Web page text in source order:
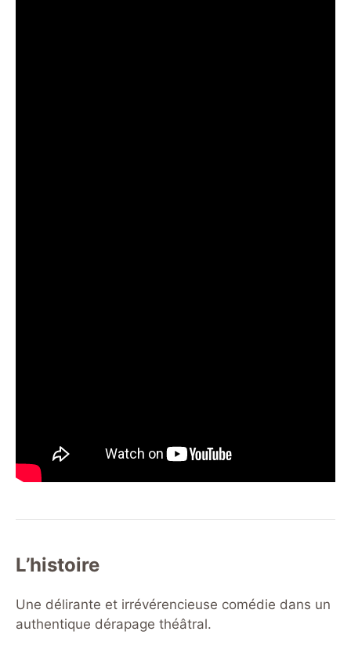
L’histoire
Une délirante et irrévérencieuse comédie dans un
authentique dérapage théâtral.